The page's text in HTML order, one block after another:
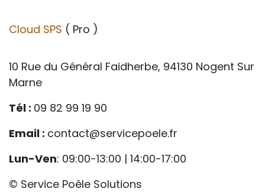
Cloud SPS ( Pro )
10 Rue du Général Faidherbe, 94130 Nogent Sur
Marne
Tél : 09 82 99 19 90
Email : contact@servicepoele.fr
Lun-Ven: 09:00-13:00 | 14:00-17:00
© Service Poêle Solutions